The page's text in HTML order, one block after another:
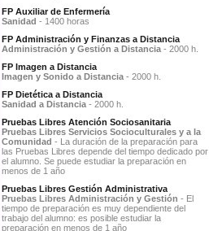
FP Auxiliar de Enfermería
Sanidad - 1400 horas
FP Administración y Finanzas a Distancia
Administración y Gestión a Distancia - 2000 h.
FP Imagen a Distancia
Imagen y Sonido a Distancia - 2000 h.
FP Dietética a Distancia
Sanidad a Distancia - 2000 h.
Pruebas Libres Atención Sociosanitaria
Pruebas Libres Servicios Socioculturales y a la
Comunidad - La duración de la preparación para
las Pruebas Libres depende del tiempo dedicado por
el alumno. Se puede estudiar la preparación en
menos de 1 año
Pruebas Libres Gestión Administrativa
Pruebas Libres Administración y Gestión - El
tiempo de preparación es muy dependiente del
trabajo del alumno: es posible estudiar la
preparación en menos de 1 año